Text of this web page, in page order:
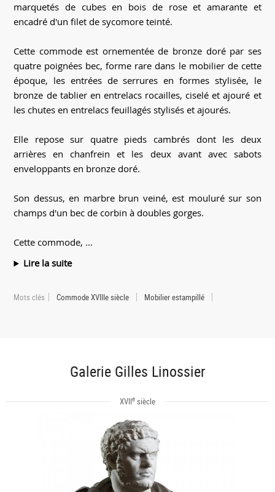
marquetés de cubes en bois de rose et amarante et
encadré d'un filet de sycomore teinté.
Cette commode est ornementée de bronze doré par ses
quatre poignées bec, forme rare dans le mobilier de cette
époque, les entrées de serrures en formes stylisée, le
bronze de tablier en entrelacs rocailles, ciselé et ajouré et
les chutes en entrelacs feuillagés stylisés et ajourés.
Elle repose sur quatre pieds cambrés dont les deux
arrières en chanfrein et les deux avant avec sabots
enveloppants en bronze doré.
Son dessus, en marbre brun veiné, est mouluré sur son
champs d'un bec de corbin à doubles gorges.
Cette commode, ...
Lire la suite
Mots clés Commode XVIIIe siècle Mobilier estampillé
Galerie Gilles Linossier
XVIIesiècle